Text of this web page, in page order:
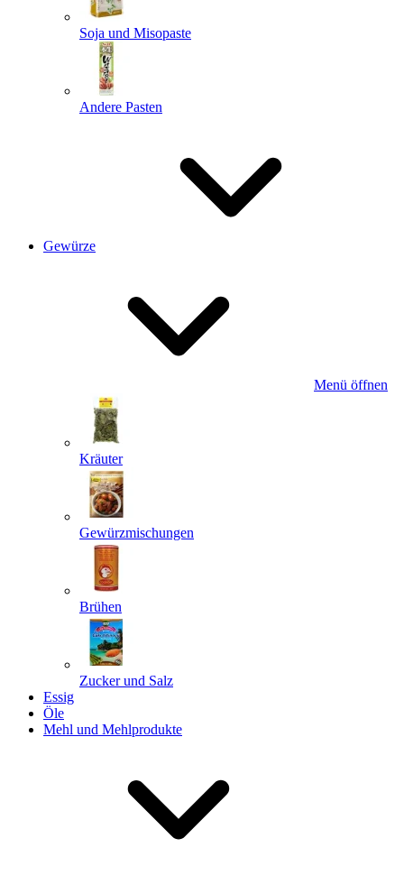
Soja und Misopaste
Andere Pasten
Gewürze
Menü öffnen
Kräuter
Gewürzmischungen
Brühen
Zucker und Salz
Essig
Öle
Mehl und Mehlprodukte